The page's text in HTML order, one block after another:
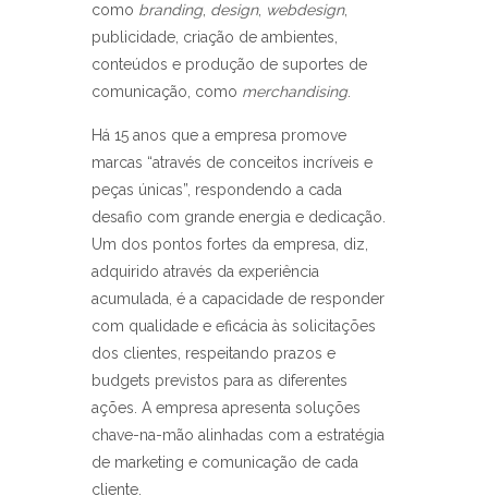
como branding, design, webdesign,
publicidade, criação de ambientes,
conteúdos e produção de suportes de
comunicação, como merchandising.
Há 15 anos que a empresa promove
marcas “através de conceitos incríveis e
peças únicas”, respondendo a cada
desafio com grande energia e dedicação.
Um dos pontos fortes da empresa, diz,
adquirido através da experiência
acumulada, é a capacidade de responder
com qualidade e eficácia às solicitações
dos clientes, respeitando prazos e
budgets previstos para as diferentes
ações. A empresa apresenta soluções
chave-na-mão alinhadas com a estratégia
de marketing e comunicação de cada
cliente.